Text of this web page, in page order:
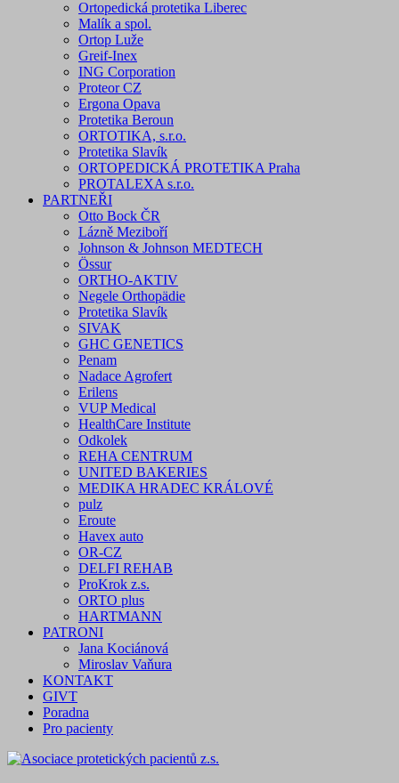
Ortopedická protetika Liberec
Malík a spol.
Ortop Luže
Greif-Inex
ING Corporation
Proteor CZ
Ergona Opava
Protetika Beroun
ORTOTIKA, s.r.o.
Protetika Slavík
ORTOPEDICKÁ PROTETIKA Praha
PROTALEXA s.r.o.
PARTNEŘI
Otto Bock ČR
Lázně Meziboří
Johnson & Johnson MEDTECH
Össur
ORTHO-AKTIV
Negele Orthopädie
Protetika Slavík
SIVAK
GHC GENETICS
Penam
Nadace Agrofert
Erilens
VUP Medical
HealthCare Institute
Odkolek
REHA CENTRUM
UNITED BAKERIES
MEDIKA HRADEC KRÁLOVÉ
pulz
Eroute
Havex auto
OR-CZ
DELFI REHAB
ProKrok z.s.
ORTO plus
HARTMANN
PATRONI
Jana Kociánová
Miroslav Vaňura
KONTAKT
GIVT
Poradna
Pro pacienty